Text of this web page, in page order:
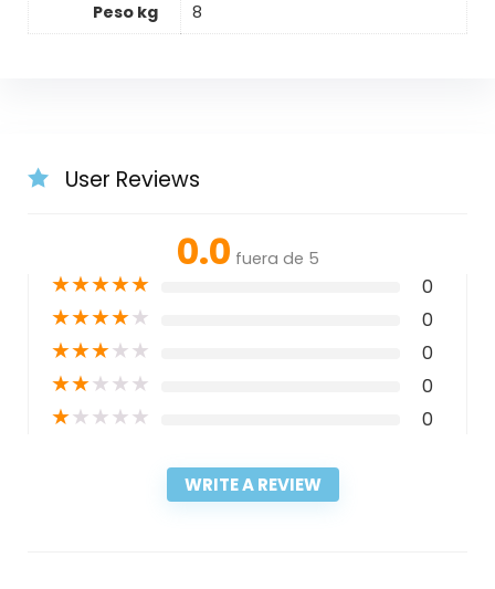
Peso kg 8
User Reviews
0.0 fuera de 5
★★★★★ 0
★★★★★ 0
★★★★★ 0
★★★★★ 0
★★★★★ 0
WRITE A REVIEW